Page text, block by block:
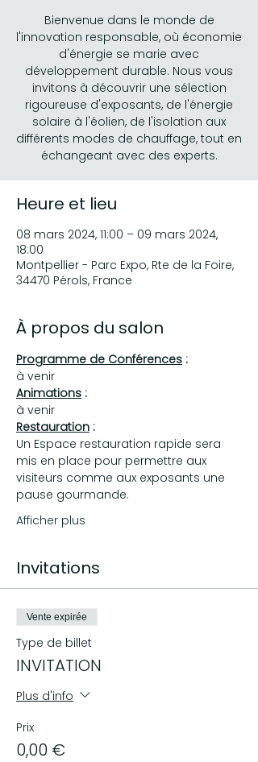
Bienvenue dans le monde de
l'innovation responsable, où économie
d'énergie se marie avec
développement durable. Nous vous
invitons à découvrir une sélection
rigoureuse d'exposants, de l'énergie
solaire à l'éolien, de l'isolation aux
différents modes de chauffage, tout en
échangeant avec des experts.
Heure et lieu
08 mars 2024, 11:00 – 09 mars 2024,
18:00
Montpellier - Parc Expo, Rte de la Foire,
34470 Pérols, France
À propos du salon
Programme de Conférences :
à venir
Animations :
à venir
Restauration :
Un Espace restauration rapide sera
mis en place pour permettre aux
visiteurs comme aux exposants une
pause gourmande.
Afficher plus
Invitations
Vente expirée
Type de billet
INVITATION
Plus d'info
Prix
0,00 €